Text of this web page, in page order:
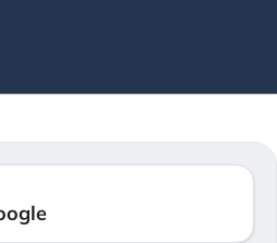
mentre gli investitori retail (…)
2026